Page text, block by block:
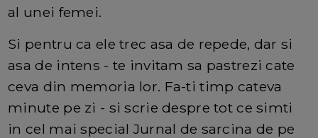
al unei femei.
Si pentru ca ele trec asa de repede, dar si
asa de intens - te invitam sa pastrezi cate
ceva din memoria lor. Fa-ti timp cateva
minute pe zi - si scrie despre tot ce simti
in cel mai special Jurnal de sarcina de pe